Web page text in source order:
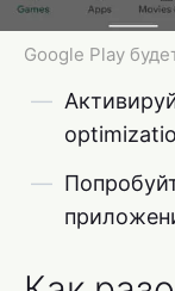
Google Play